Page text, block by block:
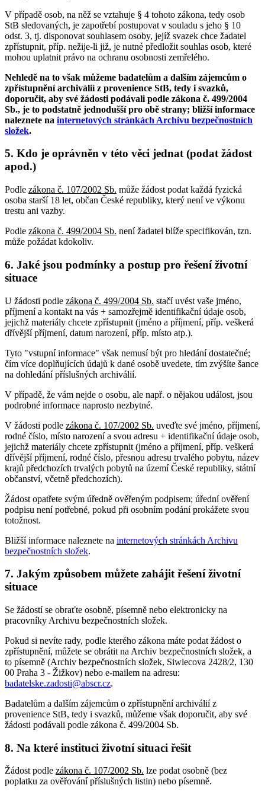
V případě osob, na něž se vztahuje § 4 tohoto zákona, tedy osob
StB sledovaných, je zapotřebí postupovat v souladu s jeho § 10
odst. 3, tj. disponovat souhlasem osoby, jejíž svazek chce žadatel
zpřístupnit, příp. nežije-li již, je nutné předložit souhlas osob, které
mohou uplatnit právo na ochranu osobnosti zemřelého.
Nehledě na to však můžeme badatelům a dalším zájemcům o
zpřístupnění archiválií z provenience StB, tedy i svazků,
doporučit, aby své žádosti podávali podle zákona č. 499/2004
Sb., je to podstatně jednodušší pro obě strany; bližší informace
naleznete na internetových stránkách Archivu bezpečnostních
složek.
5. Kdo je oprávněn v této věci jednat (podat žádost
apod.)
Podle zákona č. 107/2002 Sb. může žádost podat každá fyzická
osoba starší 18 let, občan České republiky, který není ve výkonu
trestu ani vazby.
Podle zákona č. 499/2004 Sb. není žadatel blíže specifikován, tzn.
může požádat kdokoliv.
6. Jaké jsou podmínky a postup pro řešení životní
situace
U žádosti podle zákona č. 499/2004 Sb. stačí uvést vaše jméno,
příjmení a kontakt na vás + samozřejmě identifikační údaje osob,
jejichž materiály chcete zpřístupnit (jméno a příjmení, příp. veškerá
dřívější příjmení, datum narození, příp. místo atp.).
Tyto "vstupní informace" však nemusí být pro hledání dostatečné;
čím více doplňujících údajů k dané osobě uvedete, tím zvýšíte šance
na dohledání příslušných archiválií.
V případě, že vám nejde o osobu, ale např. o nějakou událost, jsou
podrobné informace naprosto nezbytné.
V žádosti podle zákona č. 107/2002 Sb. uveďte své jméno, příjmení,
rodné číslo, místo narození a svou adresu + identifikační údaje osob,
jejichž materiály chcete zpřístupnit (jméno a příjmení, příp. veškerá
dřívější příjmení, rodné číslo, přesnou adresu trvalého pobytu, název
krajů předchozích trvalých pobytů na území České republiky, státní
občanství, včetně předchozích).
Žádost opatřete svým úředně ověřeným podpisem; úřední ověření
podpisu není potřebné, pokud při osobním podání prokážete svou
totožnost.
Bližší informace naleznete na internetových stránkách Archivu
bezpečnostních složek.
7. Jakým způsobem můžete zahájit řešení životní
situace
Se žádostí se obraťte osobně, písemně nebo elektronicky na
pracovníky Archivu bezpečnostních složek.
Pokud si nevíte rady, podle kterého zákona máte podat žádost o
zpřístupnění, můžete se obrátit na Archiv bezpečnostních složek, a
to písemně (Archiv bezpečnostních složek, Siwiecova 2428/2, 130
00 Praha 3 - Žižkov) nebo e-mailem na adresu:
badatelske.zadosti@abscr.cz.
Badatelům a dalším zájemcům o zpřístupnění archiválií z
provenience StB, tedy i svazků, můžeme však doporučit, aby své
žádosti podávali podle zákona č. 499/2004 Sb.
8. Na které instituci životní situaci řešit
Žádost podle zákona č. 107/2002 Sb. lze podat osobně (bez
poplatku za ověřování příslušných listin) nebo písemně.